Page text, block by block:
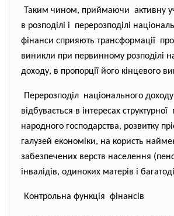
Таким чином, приймаючи активну
в розподілі і перерозподілі
фінанси сприяють трансформації
виникли при первинному розподілі
доходу, в пропорції його кінцевого
Перерозподіл національного доходу
відбувається в інтересах
народного господарства, розвитку
галузей економіки, на користь
забезпечених верств населення
інвалідів, одиноких матерів і
Контрольна функція фінансів